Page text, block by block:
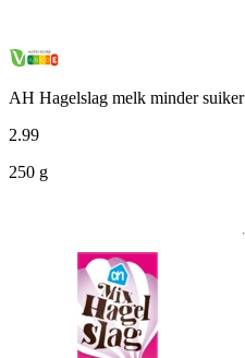
AH Hagelslag melk minder suiker
2.99
250 g